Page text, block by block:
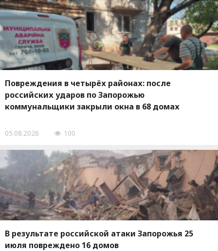
Повреждения в четырёх районах: после
российских ударов по Запорожью
коммунальщики закрыли окна в 68 домах
05.08.2026 100
В результате российской атаки Запорожья 25
июля повреждено 16 домов